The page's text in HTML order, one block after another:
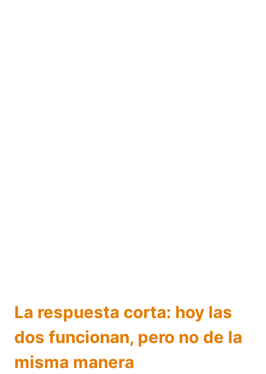
La respuesta corta: hoy las
dos funcionan, pero no de la
misma manera